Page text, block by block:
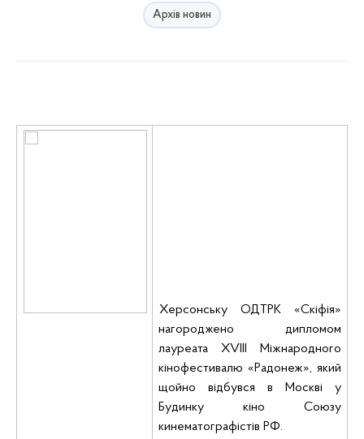
Архів новин
Херсонську ОДТРК «Скіфія»
нагороджено дипломом
лауреата XVIII Міжнародного
кінофестивалю «Радонеж», який
щойно відбувся в Москві у
Будинку кіно Союзу
кинематографістів РФ.